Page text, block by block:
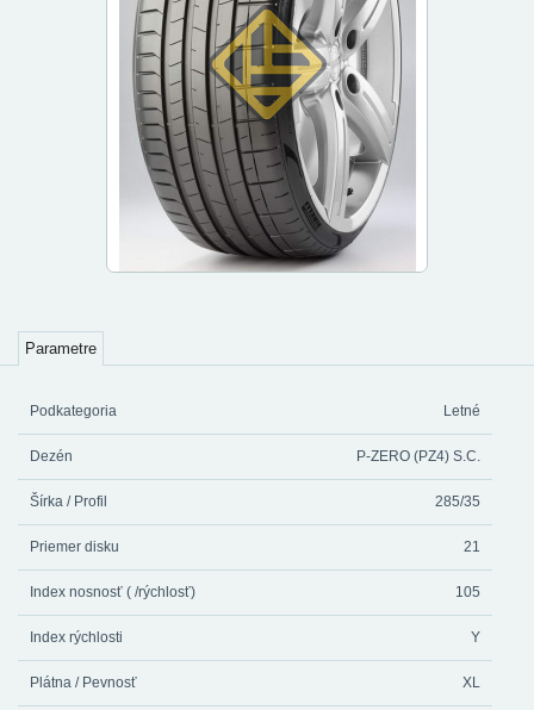
Parametre
Podkategoria Letné
Dezén P-ZERO (PZ4) S.C.
Šírka / Profil 285/35
Priemer disku 21
Index nosnosť ( /rýchlosť) 105
Index rýchlosti Y
Plátna / Pevnosť XL